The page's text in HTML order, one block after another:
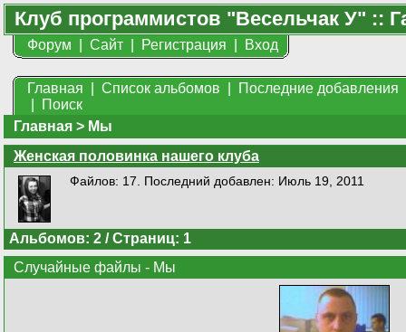
Клуб программистов "Весельчак У" ::
Форум Сайт Регистрация Вход
Главная Список альбомов Последние добавления
Поиск
Главная > Мы
Женская половинка нашего клуба
Файлов: 17. Последний добавлен: Июль 19, 2011
Альбомов: 2 / Страниц: 1
Случайные файлы - Мы